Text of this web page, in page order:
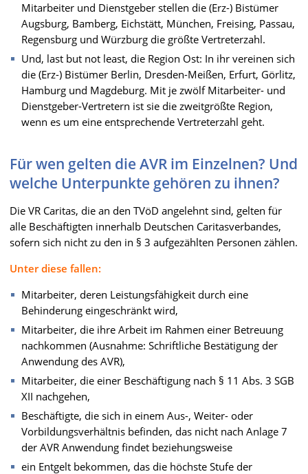
Mitarbeiter und Dienstgeber stellen die (Erz-) Bistümer
Augsburg, Bamberg, Eichstätt, München, Freising, Passau,
Regensburg und Würzburg die größte Vertreterzahl.
Und, last but not least, die Region Ost: In ihr vereinen sich
die (Erz-) Bistümer Berlin, Dresden-Meißen, Erfurt, Görlitz,
Hamburg und Magdeburg. Mit je zwölf Mitarbeiter- und
Dienstgeber-Vertretern ist sie die zweitgrößte Region,
wenn es um eine entsprechende Vertreterzahl geht.
Für wen gelten die AVR im Einzelnen? Und
welche Unterpunkte gehören zu ihnen?
Die VR Caritas, die an den TVöD angelehnt sind, gelten für
alle Beschäftigten innerhalb Deutschen Caritasverbandes,
sofern sich nicht zu den in § 3 aufgezählten Personen zählen.
Unter diese fallen:
Mitarbeiter, deren Leistungsfähigkeit durch eine
Behinderung eingeschränkt wird,
Mitarbeiter, die ihre Arbeit im Rahmen einer Betreuung
nachkommen (Ausnahme: Schriftliche Bestätigung der
Anwendung des AVR),
Mitarbeiter, die einer Beschäftigung nach § 11 Abs. 3 SGB
XII nachgehen,
Beschäftigte, die sich in einem Aus-, Weiter- oder
Vorbildungsverhältnis befinden, das nicht nach Anlage 7
der AVR Anwendung findet beziehungsweise
ein Entgelt bekommen, das die höchste Stufe der